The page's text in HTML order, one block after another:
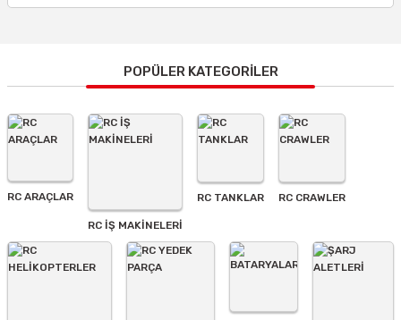
Görüş ve önerileriniz için teşekkür ederiz.
Ürün resmi kalitesiz, bozuk veya görüntülenemiyor.
Ürün açıklamasında eksik bilgiler bulunuyor.
Ürün fiyatı diğer sitelerden daha pahalı.
Bu ürüne benzer farklı alternatifler olmalı.
POPÜLER KATEGORİLER
RC ARAÇLAR
RC İŞ MAKİNELERİ
RC TANKLAR RC CRAWLER